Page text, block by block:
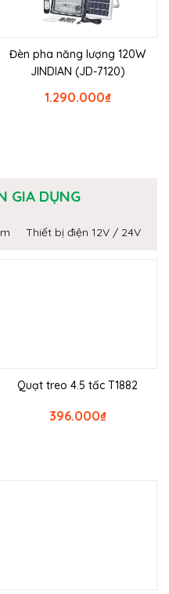
Đèn pha năng lượng 120W
JINDIAN (JD-7120)
₫
1.290.000
GIA DỤNG
Thiết bị điện 12V / 24V
Quạt treo 4.5 tấc T1882
₫
396.000